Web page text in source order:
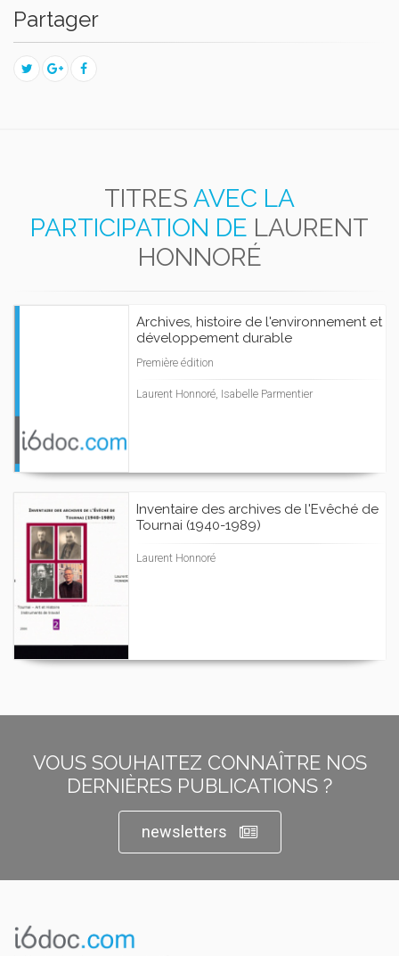
Partager
TITRES AVEC LA
PARTICIPATION DE LAURENT
HONNORÉ
Archives, histoire de l'environnement et
développement durable
Première édition
Laurent Honnoré, Isabelle Parmentier
Inventaire des archives de l'Evêché de
Tournai (1940-1989)
Laurent Honnoré
VOUS SOUHAITEZ CONNAÎTRE NOS
DERNIÈRES PUBLICATIONS ?
newsletters